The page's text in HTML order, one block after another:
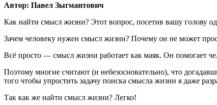
Автор: Павел Зыгмантович
Как найти смысл жизни? Этот вопрос, посетив вашу голову
Зачем человеку нужен смысл жизни? Почему он не может
Всё просто — смысл жизни работает как маяк. Он помогает
Поэтому многие считают (и небезосновательно), что
того чтобы упростить задачу поиска смысла жизни я даже
Так как же найти смысл жизни? Легко!